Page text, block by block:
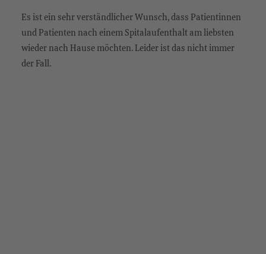
Es ist ein sehr verständlicher Wunsch, dass Patientinnen
und Patienten nach einem Spitalaufenthalt am liebsten
wieder nach Hause möchten. Leider ist das nicht immer
der Fall.